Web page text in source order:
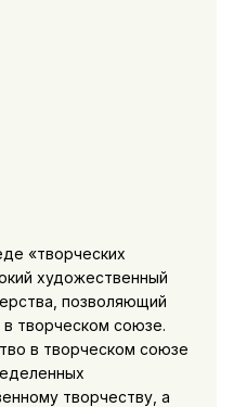
«творческих
художественный
позволяющий
творческом союзе.
в творческом союзе
творчеству, а